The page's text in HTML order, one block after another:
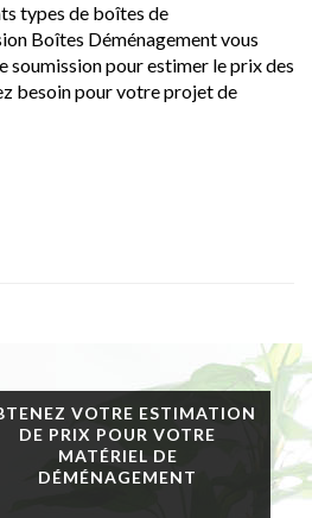
types de boîtes de
Boîtes Déménagement vous
soumission pour estimer le prix des
besoin pour votre projet de
VOTRE ESTIMATION
DE PRIX POUR VOTRE
MATÉRIEL DE
DÉMÉNAGEMENT